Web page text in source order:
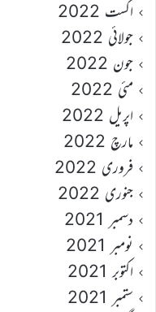
اگست 2022
جولائی 2022
جون 2022
مئی 2022
اپریل 2022
مارچ 2022
فروری 2022
جنوری 2022
دسمبر 2021
نومبر 2021
اکتوبر 2021
ستمبر 2021